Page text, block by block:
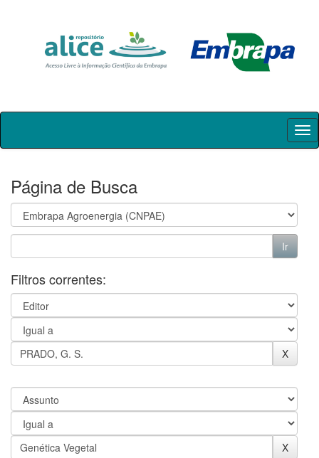
Skip
Página de Busca
Filtros correntes: